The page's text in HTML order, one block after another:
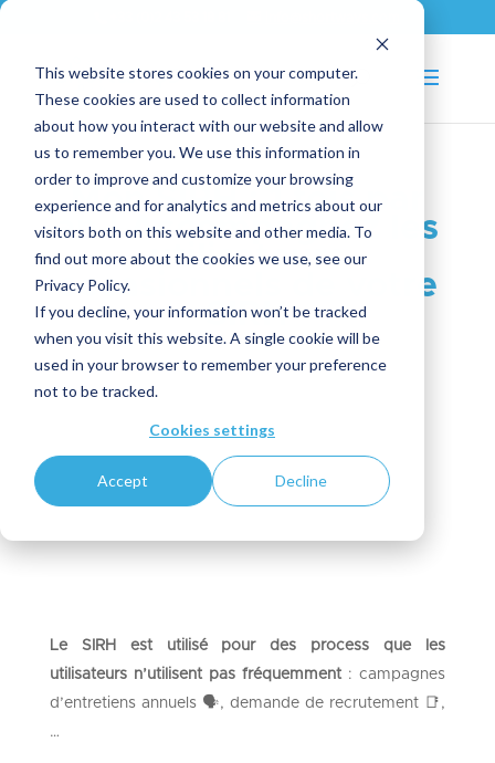
This website stores cookies on your computer.
These cookies are used to collect information
about how you interact with our website and allow
us to remember you. We use this information in
order to improve and customize your browsing
experience and for analytics and metrics about our
visitors both on this website and other media. To
find out more about the cookies we use, see our
Privacy Policy.
If you decline, your information won’t be tracked
when you visit this website. A single cookie will be
used in your browser to remember your preference
not to be tracked.
Cookies settings
Accept Decline
Mon SIRH : 1 fois par
an ! Accompagnez les
utilisateurs
occasionnels de votre
SIRH
Le SIRH est utilisé pour des process que les
utilisateurs n’utilisent pas fréquemment : campagnes
d’entretiens annuels 🗣️, demande de recrutement 📑,
…​